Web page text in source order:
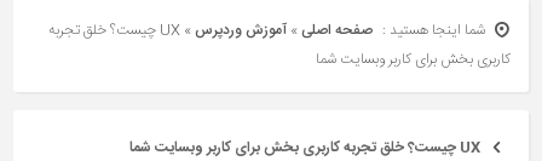
شما اینجا هستید : صفحه اصلی»آموزش وردپرس»
UX چیست؟ خلق تجربه
کاربری بخش برای کاربر وبسایت شما
UX چیست؟ خلق تجربه کاربری بخش برای کاربر وبسایت شما